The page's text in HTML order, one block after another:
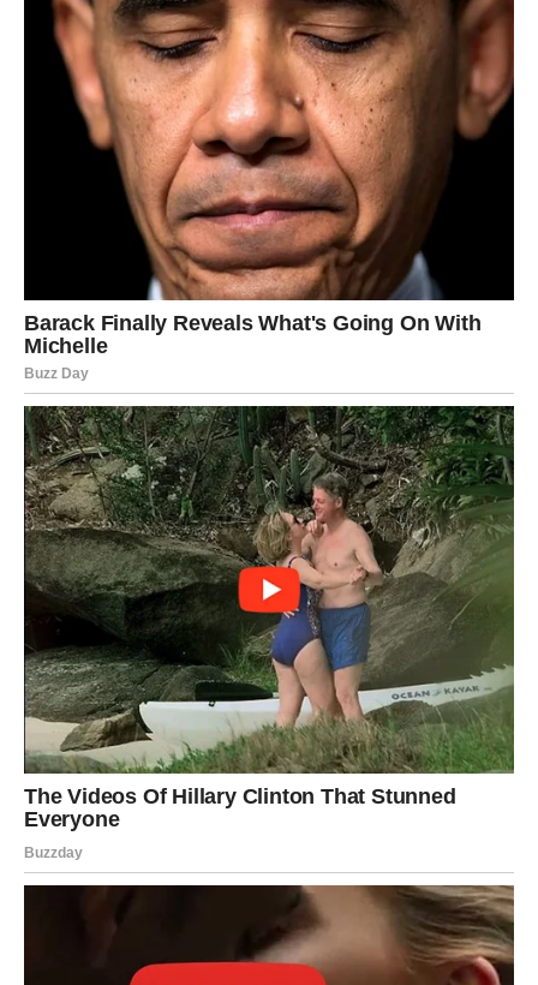
zaista cijene počeće to pokazivati djelima, a ne riječima.
Ono što dolazi neće riješiti sve probleme preko noći, ali
će vam vratiti vjeru da dobre stvari zaista dolaze onima
koji nisu izgubili srce.
Istina koju trebate čuti
Niste zaboravljeni. Niti od ljudi, niti od sudbine.
Najveća istina koju zvijezde žele poručiti svakom znaku
jeste da se mnoge bitke vode u tišini i da ljudi često nose
mnogo više nego što pokazuju svijetu. Nema savršenih
života, ali postoje periodi kada se stvari počnu slagati na
svoje mjesto.
Posebno snažne poruke sada stižu zaRibe,VaguiJarca,
znakove koji su dali mnogo više nego što su tražili
zauzvrat i kojima sudbina polako vraća ravnotežu.
Ponekad horoskop nije tu da predvidi budućnost.
Ponekad je tu da vas podsjeti na istinu koju ste cijelo
vrijeme znali duboko u sebi.